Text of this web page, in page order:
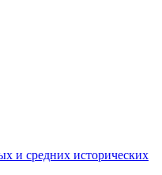
и средних исторических